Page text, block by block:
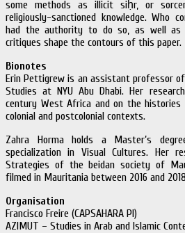
some methods as illicit siḥr, or
religiously-sanctioned knowledge. Who
had the authority to do so, as well as
critiques shape the contours of this paper.
Bionotes
Erin Pettigrew is an assistant professor
Studies at NYU Abu Dhabi. Her
century West Africa and on the histories
colonial and postcolonial contexts.
Zahra Horma holds a Master’s
specialization in Visual Cultures. Her
Strategies of the beidan society of
filmed in Mauritania between 2016 and
Organisation
Francisco Freire (CAPSAHARA PI)
AZIMUT – Studies in Arab and Islamic